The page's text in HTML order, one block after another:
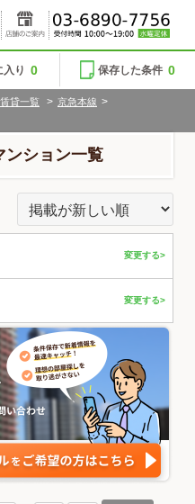
入り 0 保存した条件 0
貸一覧 > 京急本線 >
ンション一覧
変更する>
変更する>